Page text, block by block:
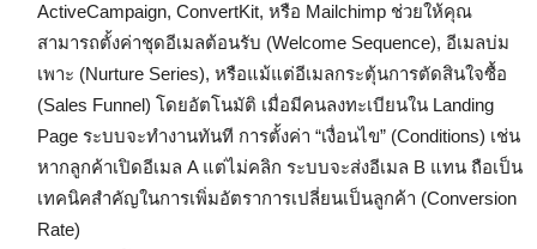
ActiveCampaign, ConvertKit, หรือ Mailchimp ช่วยให้คุณ
สามารถตั้งค่าชุดอีเมลต้อนรับ (Welcome Sequence), อีเมลบ่ม
เพาะ (Nurture Series), หรือแม้แต่อีเมลกระตุ้นการตัดสินใจซื้อ
(Sales Funnel) โดยอัตโนมัติ เมื่อมีคนลงทะเบียนใน Landing
Page ระบบจะทำงานทันที การตั้งค่า “เงื่อนไข” (Conditions) เช่น
หากลูกค้าเปิดอีเมล A แต่ไม่คลิก ระบบจะส่งอีเมล B แทน ถือเป็น
เทคนิคสำคัญในการเพิ่มอัตราการเปลี่ยนเป็นลูกค้า (Conversion
Rate)